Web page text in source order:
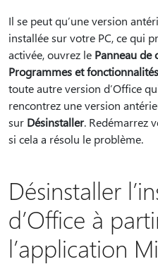
Il se peut qu’une version
installée sur votre PC, ce qui
activée, ouvrez le Panneau
Programmes et fonctionnalités
toute autre version d’Office
rencontrez une version
sur Désinstaller. Redémarrez
si cela a résolu le problème.
Désinstaller
d’Office à
l’application